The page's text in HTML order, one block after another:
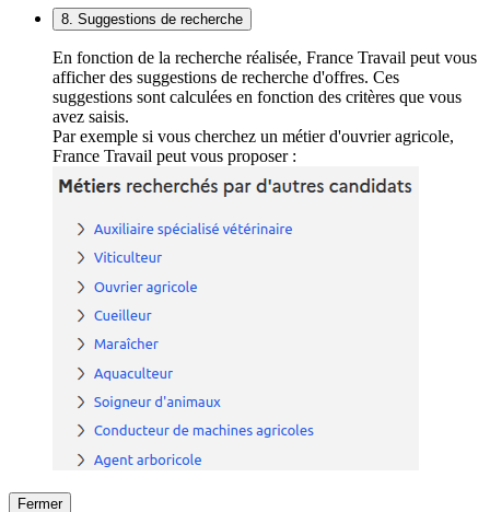
8. Suggestions de recherche
En fonction de la recherche réalisée, France Travail peut vous
afficher des suggestions de recherche d'offres. Ces
suggestions sont calculées en fonction des critères que vous
avez saisis.
Par exemple si vous cherchez un métier d'ouvrier agricole,
France Travail peut vous proposer :
Fermer